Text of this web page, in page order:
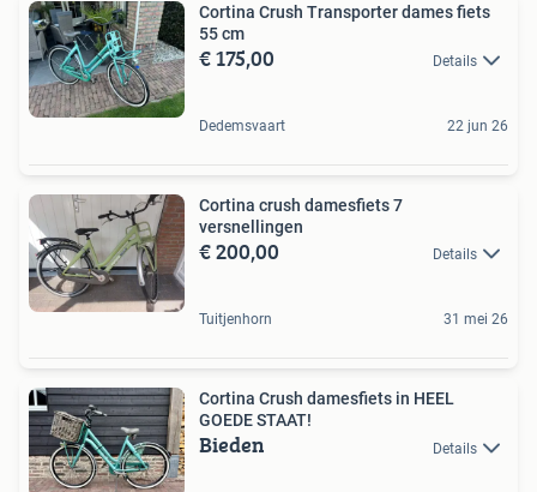
Cortina Crush Transporter dames fiets
55 cm
€ 175,00 Details
Dedemsvaart 22 jun 26
Cortina crush damesfiets 7
versnellingen
€ 200,00 Details
Tuitjenhorn 31 mei 26
Cortina Crush damesfiets in HEEL
GOEDE STAAT!
Bieden Details